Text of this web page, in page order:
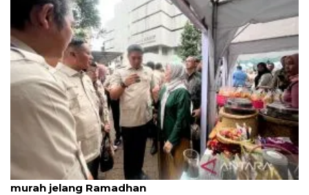
HKTI perkuat keterjangkauan pangan lewat pasar
murah jelang Ramadhan